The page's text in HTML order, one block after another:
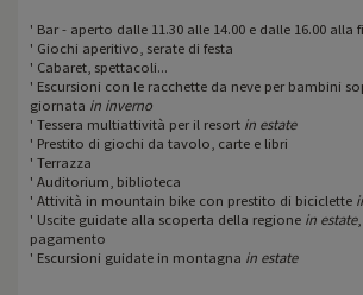
' Bar - aperto dalle 11.30 alle 14.00 e dalle 16.00 alla
' Giochi aperitivo, serate di festa
' Cabaret, spettacoli...
' Escursioni con le racchette da neve per bambini
giornata in inverno
' Tessera multiattività per il resort in estate
' Prestito di giochi da tavolo, carte e libri
' Terrazza
' Auditorium, biblioteca
' Attività in mountain bike con prestito di biciclette
' Uscite guidate alla scoperta della regione in estate
pagamento
' Escursioni guidate in montagna in estate